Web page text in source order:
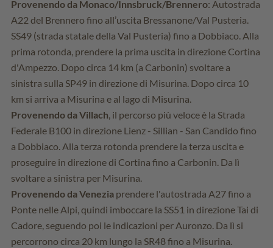
Provenendo da Monaco/Innsbruck/Brennero: Autostrada
A22 del Brennero fino all’uscita Bressanone/Val Pusteria.
SS49 (strada statale della Val Pusteria) fino a Dobbiaco. Alla
prima rotonda, prendere la prima uscita in direzione Cortina
d'Ampezzo. Dopo circa 14 km (a Carbonin) svoltare a
sinistra sulla SP49 in direzione di Misurina. Dopo circa 10
km si arriva a Misurina e al lago di Misurina.
Provenendo da Villach , il percorso più veloce è la Strada
Federale B100 in direzione Lienz - Sillian - San Candido fino
a Dobbiaco. Alla terza rotonda prendere la terza uscita e
proseguire in direzione di Cortina fino a Carbonin. Da lì
svoltare a sinistra per Misurina.
Provenendo da Venezia prendere l'autostrada A27 fino a
Ponte nelle Alpi, quindi imboccare la SS51 in direzione Tai di
Cadore, seguendo poi le indicazioni per Auronzo. Da lì si
percorrono circa 20 km lungo la SR48 fino a Misurina.